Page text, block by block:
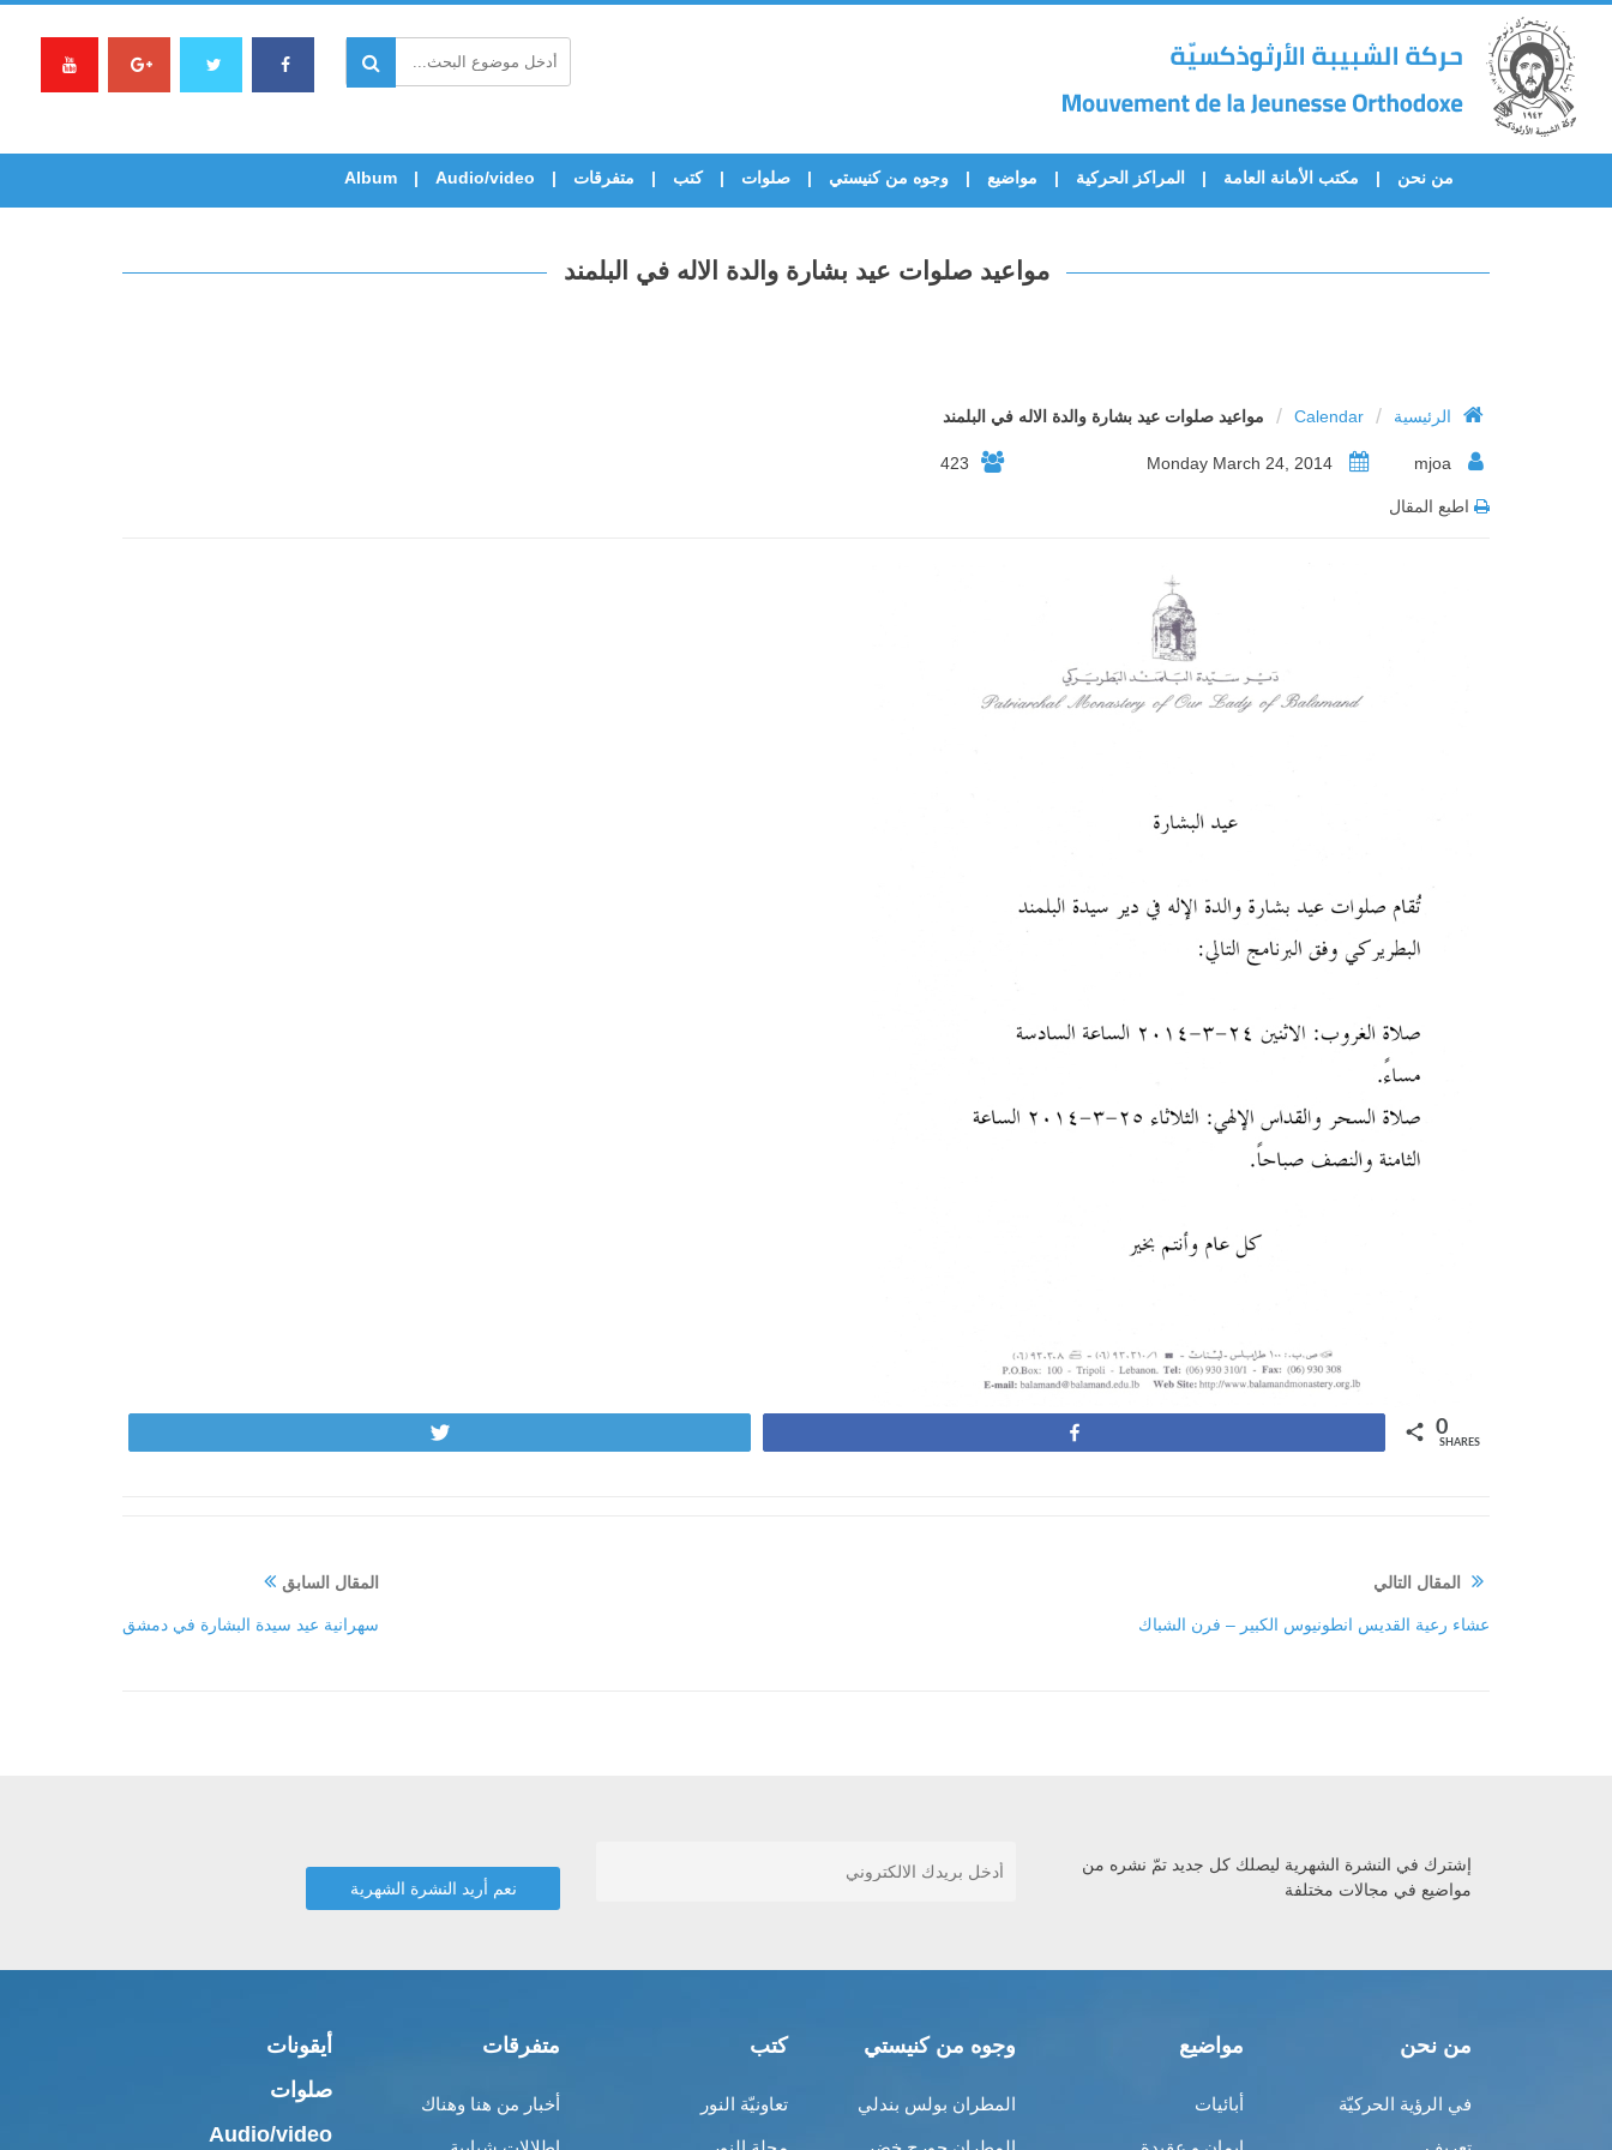
من نحن مكتب الأمانة العامة المراكز الحركية مواضيع وجوه من كنيستي صلوات كتب متفرقات Audio/video
Album
مواعيد صلوات عيد بشارة والدة الاله في البلمند
الرئيسية /
Calendar
/ مواعيد صلوات عيد بشارة والدة الاله في البلمند
423
اطبع المقال
0
SHARES
المقال السابق
سهرانية عيد سيدة البشارة في دمشق
المقال التالي
عشاء رعية القديس انطونيوس الكبير – فرن الشباك
إشترك في النشرة الشهرية ليصلك كل جديد تمّ نشره من
مواضيع في مجالات مختلفة
من نحن
في الرؤية الحركيّة
مواضيع
أبائيات
وجوه من كنيستي
المطران بولس بندلي
كتب
تعاونيّة النور
متفرقات
أخبار من هنا وهناك
أيقونات
صلوات
Audio/video